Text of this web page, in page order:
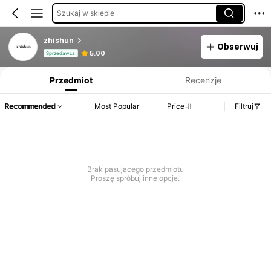
Szukaj w sklepie
zhishun
Sprzedawca 5.00
Obserwuj
Informacje o produkcie: Ujawnienie ceny, dane dotyczące sprzedaży i stanu magazynowego.
Przedmiot Recenzje
Recommended Most Popular Price Filtruj
Brak pasujacego przedmiotu
Proszę spróbuj inne opcje.